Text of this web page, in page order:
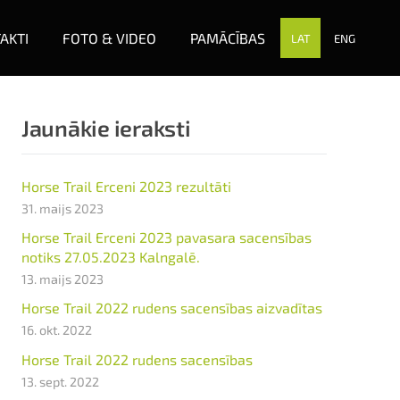
FOTO & VIDEO PAMĀCĪBAS LAT ENG
Jaunākie ieraksti
Horse Trail Erceni 2023 rezultāti
31. maijs 2023
Horse Trail Erceni 2023 pavasara sacensības
notiks 27.05.2023 Kalngalē.
13. maijs 2023
Horse Trail 2022 rudens sacensības aizvadītas
16. okt. 2022
Horse Trail 2022 rudens sacensības
13. sept. 2022